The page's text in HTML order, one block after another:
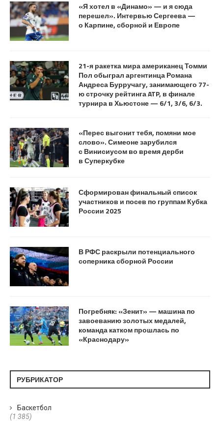
«Я хотел в «Динамо» — и я сюда
перешел». Интервью Сергеева —
о Карпине, сборной и Европе
21-я ракетка мира американец Томми
Пол обыграл аргентинца Романа
Андреса Бурручагу, занимающего 77-
ю строчку рейтинга ATP, в финале
турнира в Хьюстоне — 6/1, 3/6, 6/3.
«Перес выгонит тебя, помяни мое
слово». Симеоне зарубился
с Винисиусом во время дерби
в Суперкубке
Сформирован финальный список
участников и посев по группам Кубка
России 2025
В РФС раскрыли потенциального
соперника сборной России
Погребняк: «Зенит» — машина по
завоеванию золотых медалей,
команда катком прошлась по
«Краснодару»
РУБРИКАТОР
Баскетбол
(1 385)